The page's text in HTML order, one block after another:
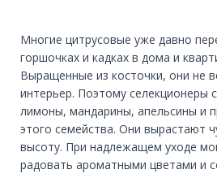
Многие цитрусовые уже давно
горшочках и кадках в дома и
Выращенные из косточки, они не
интерьер. Поэтому селекционеры
лимоны, мандарины, апельсины и
этого семейства. Они вырастают
высоту. При надлежащем уходе
радовать ароматными цветами и